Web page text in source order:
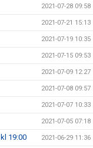
2021-07-28 09:58
2021-07-21 15:13
2021-07-19 10:35
2021-07-15 09:53
2021-07-09 12:27
2021-07-08 09:57
2021-07-07 10:33
2021-07-05 07:18
19:00 2021-06-29 11:36